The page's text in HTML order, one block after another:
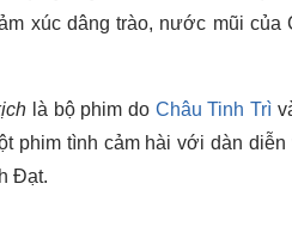
xúc dâng trào, nước mũi
là bộ phim do Châu Tinh Trì
phim tình cảm hài với dàn
Đạt.